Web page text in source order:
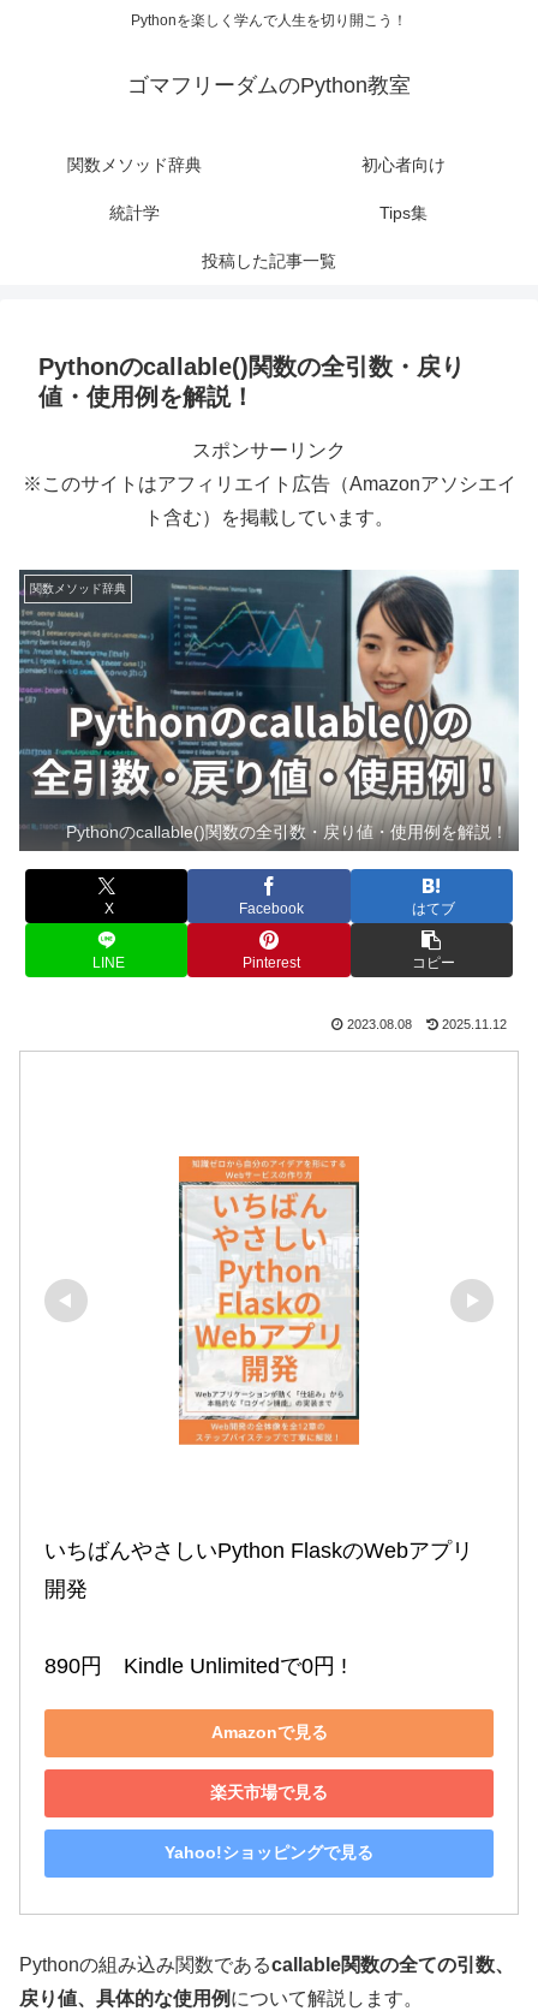
Pythonを楽しく学んで人生を切り開こう！
ゴマフリーダムのPython教室
関数メソッド辞典 初心者向け
統計学 Tips集
投稿した記事一覧
Pythonのcallable()関数の全引数・戻り
値・使用例を解説！
スポンサーリンク
※このサイトはアフィリエイト広告（Amazonアソシエイ
ト含む）を掲載しています。
関数メソッド辞典
Pythonのcallable()関数の全引数・戻り値・使用例を解説！
X Facebook はてブ
LINE Pinterest コピー
2023.08.08 2025.11.12
いちばんやさしいPython FlaskのWebアプリ
開発
890円　Kindle Unlimitedで0円 !
Amazonで見る
楽天市場で見る
Yahoo!ショッピングで見る
Pythonの組み込み関数であるcallable関数の全ての引数、
戻り値、具体的な使用例 について解説します。